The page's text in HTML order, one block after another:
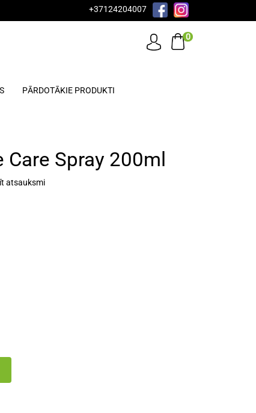
+37124204007
0
PĀRDOTĀKIE PRODUKTI
Care Spray 200ml
atsauksmi